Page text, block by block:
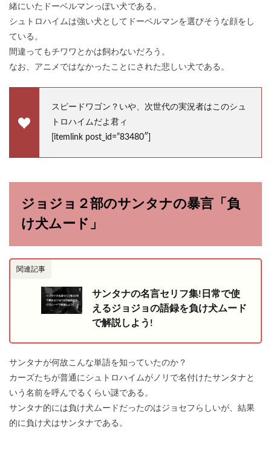
緒にいたドーベルマンっぽい犬である。
シュトロハイムは強い犬としてドーベルマンを選びそうな顔をし
ている。
間違ってもチワワとかは飼わないだろう。
なお、アニメではなかったことにされた悲しい犬である。
スピードワゴン？いや、次世代の実況者はこのシュ
トロハイムだよ君ィ
[itemlink post_id=”83480″]
ジョジョ２部のサンタナの暴言「負
け犬ムード」
関連記事
サンタナの名言セリフ集!日常で使
えるジョジョの語録を負け犬ムード
で解説しよう!
サンタナが何故こんな単語を知っていたのか？
カーズたちが普通にシュトロハイムがノリで名付けたサンタナと
いう名前を呼んでるくらい謎である。
サンタナ的には負け犬ムードだったのはジョセフらしいが、結果
的に負け犬はサンタナである。